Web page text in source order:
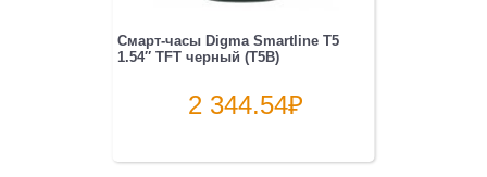
Смарт-часы Digma Smartline T5
1.54″ TFT черный (T5B)
2 344.54₽